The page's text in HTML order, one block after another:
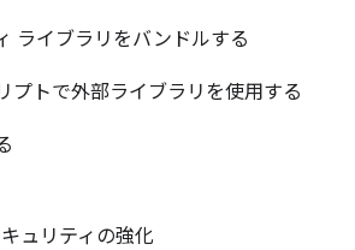
ライブラリをバンドルする
プトで外部ライブラリを使用する
ュリティの強化